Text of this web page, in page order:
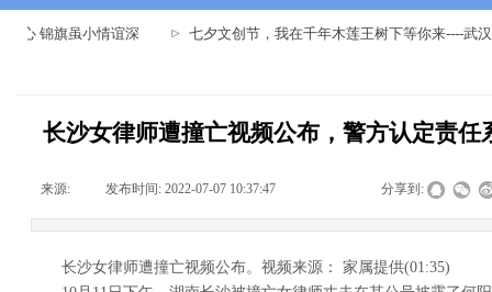
心 锦旗虽小情谊深 七夕文创节，我在千年木莲王树下等你来----武汉
长沙女律师遭撞亡视频公布，警方认定责任
来源: 发布时间: 2022-07-07 10:37:47 分享到:
长沙女律师遭撞亡视频公布。视频来源： 家属提供(01:35)